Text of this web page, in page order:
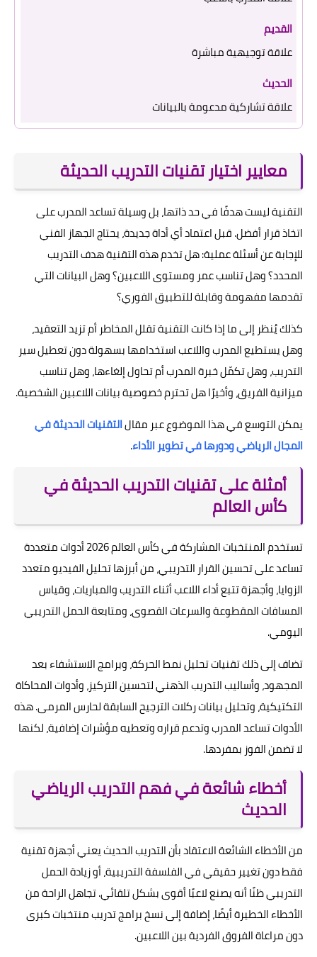
علاقة توجيهية مباشرة
علاقة تشاركية مدعومة بالبيانات
معايير اختيار تقنيات التدريب الحديثة
التقنية ليست هدفًا في حد ذاتها، بل وسيلة تساعد المدرب على
اتخاذ قرار أفضل. قبل اعتماد أي أداة جديدة، يحتاج الجهاز الفني
للإجابة عن أسئلة عملية: هل تخدم هذه التقنية هدف التدريب
المحدد؟ وهل تناسب عمر ومستوى اللاعبين؟ وهل البيانات التي
تقدمها مفهومة وقابلة للتطبيق الفوري؟
كذلك يُنظر إلى ما إذا كانت التقنية تقلل المخاطر أم تزيد التعقيد،
وهل يستطيع المدرب واللاعب استخدامها بسهولة دون تعطيل سير
التدريب، وهل تكمّل خبرة المدرب أم تحاول إلغاءها، وهل تناسب
ميزانية الفريق، وأخيرًا هل تحترم خصوصية بيانات اللاعبين الشخصية.
يمكن التوسع في هذا الموضوع عبر مقالالتقنيات الحديثة في
المجال الرياضي ودورها في تطوير الأداء.
أمثلة على تقنيات التدريب الحديثة في
كأس العالم
تستخدم المنتخبات المشاركة في كأس العالم 2026 أدوات متعددة
تساعد على تحسين القرار التدريبي، من أبرزها تحليل الفيديو متعدد
الزوايا، وأجهزة تتبع أداء اللاعب أثناء التدريب والمباريات، وقياس
المسافات المقطوعة والسرعات القصوى، ومتابعة الحمل التدريبي
اليومي.
تضاف إلى ذلك تقنيات تحليل نمط الحركة، وبرامج الاستشفاء بعد
المجهود، وأساليب التدريب الذهني لتحسين التركيز، وأدوات المحاكاة
التكتيكية، وتحليل بيانات ركلات الترجيح السابقة لحارس المرمى. هذه
الأدوات تساعد المدرب وتدعم قراره وتعطيه مؤشرات إضافية، لكنها
لا تضمن الفوز بمفردها.
أخطاء شائعة في فهم التدريب الرياضي
الحديث
من الأخطاء الشائعة الاعتقاد بأن التدريب الحديث يعني أجهزة تقنية
فقط دون تغيير حقيقي في الفلسفة التدريبية، أو زيادة الحمل
التدريبي ظنًا أنه يصنع لاعبًا أقوى بشكل تلقائي. تجاهل الراحة من
الأخطاء الخطيرة أيضًا، إضافة إلى نسخ برامج تدريب منتخبات كبرى
دون مراعاة الفروق الفردية بين اللاعبين.